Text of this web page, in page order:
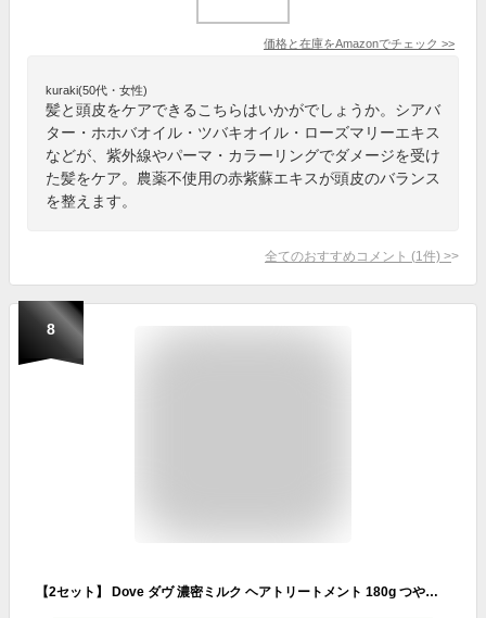
価格と在庫をAmazonでチェック >>
kuraki(50代・女性)
髪と頭皮をケアできるこちらはいかがでしょうか。シアバ
ター・ホホバオイル・ツバキオイル・ローズマリーエキス
などが、紫外線やパーマ・カラーリングでダメージを受け
た髪をケア。農薬不使用の赤紫蘇エキスが頭皮のバランス
を整えます。
全てのおすすめコメント (1 件) >
8
【2セット】 Dove ダヴ 濃密ミルク ヘアトリートメント 180g つや髪 うるおい しっとり ヘアケア ダメージヘア おすすめ ユニリーバ まとまる なめらか 洗い流すトリートメント 時短 10秒 保湿 フレッシュ 香り パーマ カラー ダメージケア